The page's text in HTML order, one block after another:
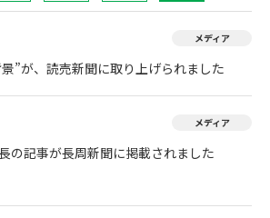
メディア
”が、読売新聞に取り上げられました
メディア
の記事が長周新聞に掲載されました